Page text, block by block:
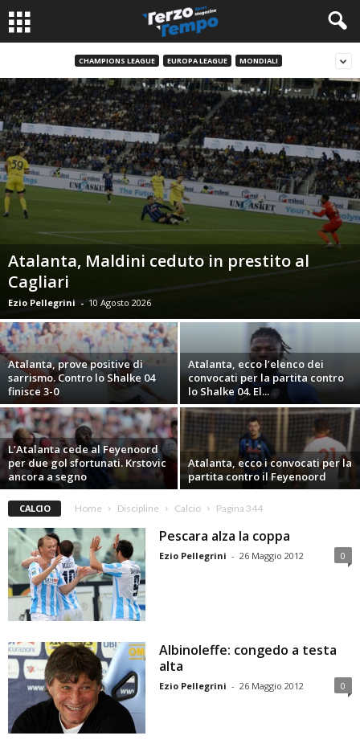
CHAMPIONS LEAGUE EUROPA LEAGUE MONDIALI
Atalanta, Maldini ceduto in prestito al
Cagliari
Ezio Pellegrini - 10 Agosto 2026
Atalanta, prove positive di
sarrismo. Contro lo Shalke 04
finisce 3-0
Atalanta, ecco l’elenco dei
convocati per la partita contro
lo Shalke 04. El...
L’Atalanta cede al Feyenoord
per due gol sfortunati. Krstovic
ancora a segno
Atalanta, ecco i convocati per la
partita contro il Feyenoord
CALCIO Home Discipline Calcio Pagina 344
Pescara alza la coppa
Ezio Pellegrini - 26 Maggio 2012 0
Albinoleffe: congedo a testa
alta
Ezio Pellegrini - 26 Maggio 2012 0